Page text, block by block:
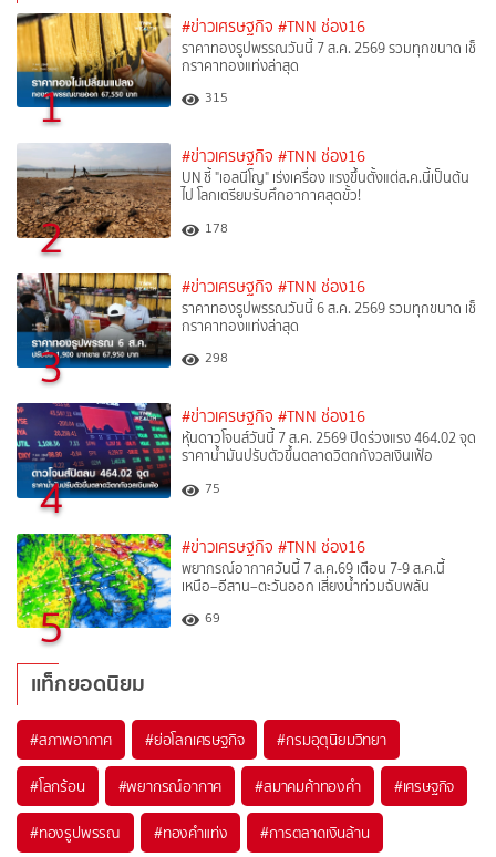
1
#ข่าวเศรษฐกิจ #TNN ช่อง16
ราคาทองรูปพรรณวันนี้ 7 ส.ค. 2569 รวมทุกขนาด เช็
กราคาทองแท่งล่าสุด
315
2
#ข่าวเศรษฐกิจ #TNN ช่อง16
UN ชี้ "เอลนีโญ" เร่งเครื่อง แรงขึ้นตั้งแต่ส.ค.นี้เป็นต้น
ไป โลกเตรียมรับศึกอากาศสุดขั้ว!
178
3
#ข่าวเศรษฐกิจ #TNN ช่อง16
ราคาทองรูปพรรณวันนี้ 6 ส.ค. 2569 รวมทุกขนาด เช็
กราคาทองแท่งล่าสุด
298
4
#ข่าวเศรษฐกิจ #TNN ช่อง16
หุ้นดาวโจนส์วันนี้ 7 ส.ค. 2569 ปิดร่วงแรง 464.02 จุด
ราคาน้ำมันปรับตัวขึ้นตลาดวิตกกังวลเงินเฟ้อ
75
5
#ข่าวเศรษฐกิจ #TNN ช่อง16
พยากรณ์อากาศวันนี้ 7 ส.ค.69 เตือน 7-9 ส.ค.นี้
เหนือ–อีสาน–ตะวันออก เสี่ยงน้ำท่วมฉับพลัน
69
แท็กยอดนิยม
#สภาพอากาศ #ย่อโลกเศรษฐกิจ #กรมอุตุนิยมวิทยา
#โลกร้อน #พยากรณ์อากาศ #สมาคมค้าทองคำ #เศรษฐกิจ
#ทองรูปพรรณ #ทองคำแท่ง #การตลาดเงินล้าน